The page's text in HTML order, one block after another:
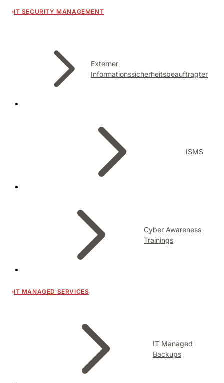
IT SECURITY MANAGEMENT
Externer
Informationssicherheitsbeauftragter
ISMS
Cyber Awareness
Trainings
IT MANAGED SERVICES
IT Managed
Backups